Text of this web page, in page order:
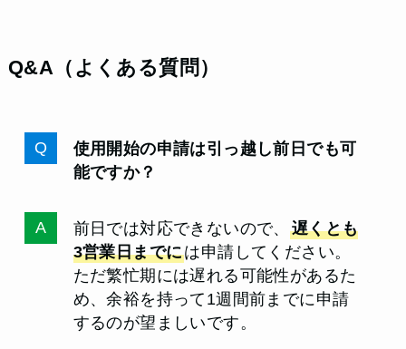
Q&A（よくある質問）
使用開始の申請は引っ越し前日でも可
能ですか？
前日では対応できないので、 遅くとも
3営業日までには申請してください。
ただ繁忙期には遅れる可能性があるた
め、余裕を持って1週間前までに申請
するのが望ましいです。